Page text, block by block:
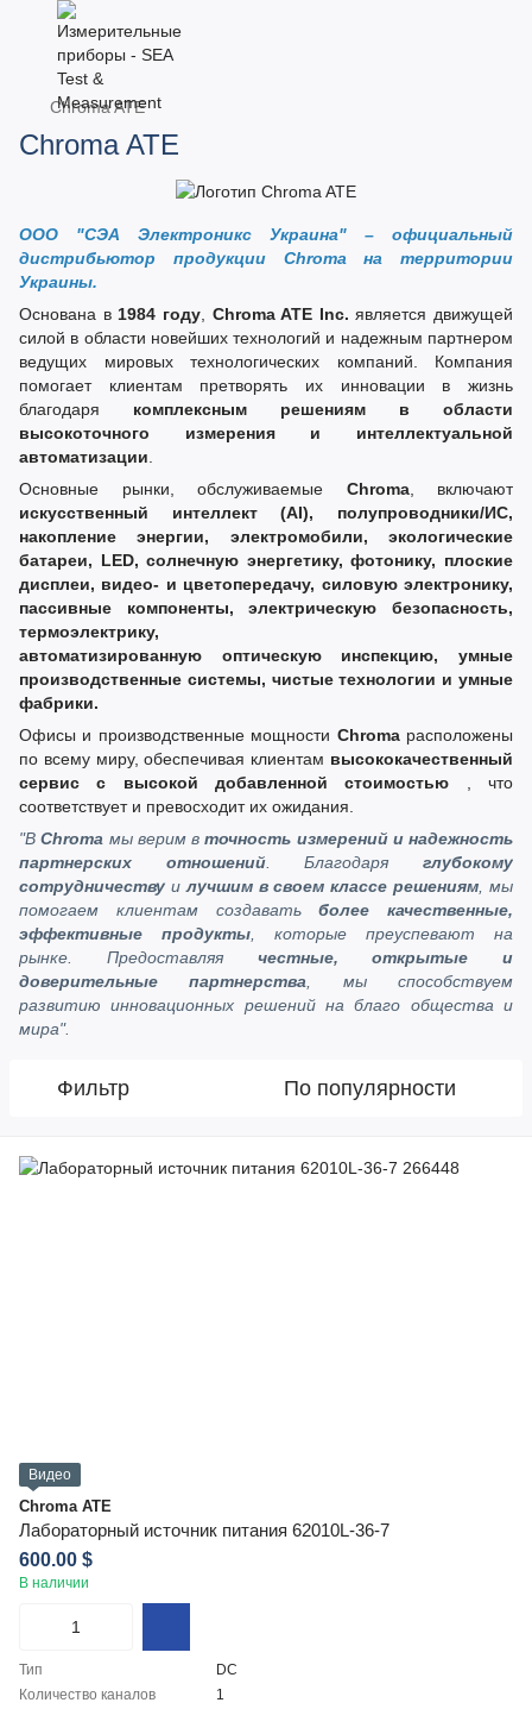
Chroma ATE
Chroma ATE
ООО "СЭА Электроникс Украина" – официальный
дистрибьютор продукции Chroma на территории
Украины.
Основана в1984 году, Chroma ATE Inc. является движущей
силой в области новейших технологий и надежным партнером
ведущих мировых технологических компаний. Компания
помогает клиентам претворять их инновации в жизнь
благодаря комплексным решениям в области
высокоточного измерения и интеллектуальной
автоматизации.
Основные рынки, обслуживаемые Chroma, включают
искусственный интеллект (AI), полупроводники/ИС,
накопление энергии, электромобили, экологические
батареи, LED, солнечную энергетику, фотонику, плоские
дисплеи, видео- и цветопередачу, силовую электронику,
пассивные компоненты, электрическую безопасность,
термоэлектрику,
автоматизированную оптическую инспекцию, умные
производственные системы, чистые технологии и умные
фабрики.
Офисы и производственные мощности Chromaрасположены
по всему миру, обеспечивая клиентам высококачественный
сервис с высокой добавленной стоимостью , что
соответствует и превосходит их ожидания.
"ВChroma мы верим вточность измерений и надежность
партнерских отношений. Благодаряглубокому
сотрудничеству илучшим в своем классе решениям, мы
помогаем клиентам создаватьболее качественные,
эффективные продукты, которые преуспевают на
рынке. Предоставляя честные, открытые и
доверительные партнерства, мы способствуем
развитию инновационных решений на благо общества и
мира".
Фильтр По популярности
Видео
Chroma ATE
Лабораторный источник питания 62010L-36-7
600.00 $
В наличии
Тип
DC
Количество каналов
1